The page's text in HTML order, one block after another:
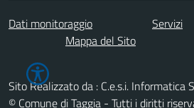
Dati monitoraggio Servizi
Mappa del Sito
Sito Realizzato da : C.e.s.i. Informatica
© Comune di Taggia - Tutti i diritti